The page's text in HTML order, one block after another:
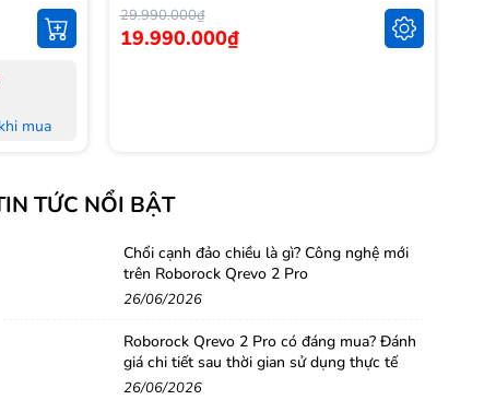
mua
29.990.000₫
19.990.000₫
TỨC NỔI BẬT
Chổi cạnh đảo chiều là gì? Công nghệ mới
trên Roborock Qrevo 2 Pro
26/06/2026
Roborock Qrevo 2 Pro có đáng mua? Đánh
giá chi tiết sau thời gian sử dụng thực tế
26/06/2026